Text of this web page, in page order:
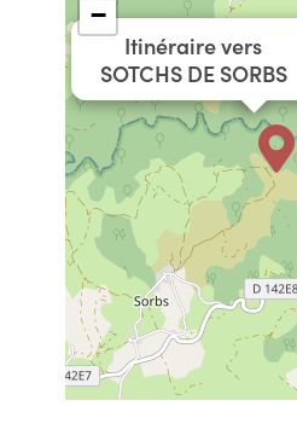
Itinéraire vers
SOTCHS DE SORBS
−